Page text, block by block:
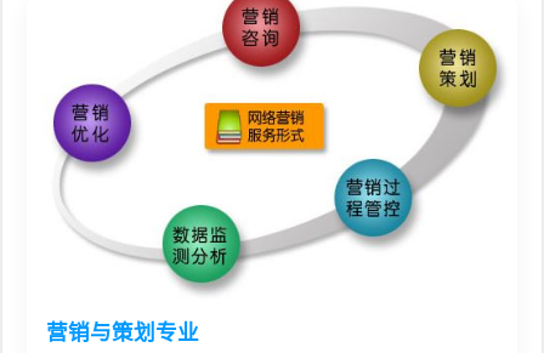
营销与策划专业